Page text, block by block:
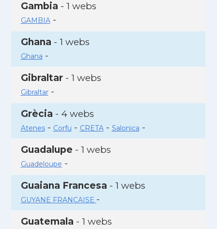
Gambia - 1 webs
GAMBIA-
Ghana - 1 webs
Ghana -
Gibraltar- 1 webs
Gibraltar-
Grècia - 4 webs
Atenes- Corfu - CRETA- Salonica -
Guadalupe - 1 webs
Guadeloupe -
Guaiana Francesa - 1 webs
GUYANE FRANÇAISE -
Guatemala - 1 webs